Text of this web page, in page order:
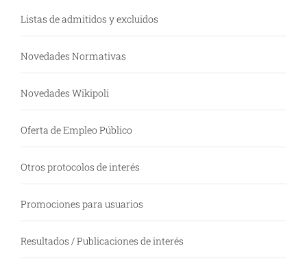
Listas de admitidos y excluidos
Novedades Normativas
Novedades Wikipoli
Oferta de Empleo Público
Otros protocolos de interés
Promociones para usuarios
Resultados / Publicaciones de interés